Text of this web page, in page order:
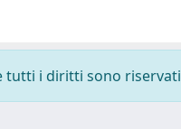
i diritti sono